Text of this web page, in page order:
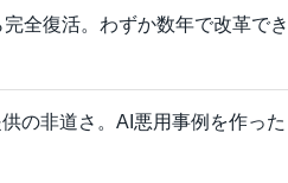
全復活。わずか数年で改革でき
の非道さ。AI悪用事例を作った